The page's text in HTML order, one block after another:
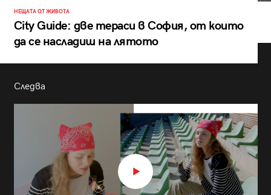
НЕЩАТА ОТ ЖИВОТА
City Guide: две тераси в София, от които
да се насладиш на лятото
Следва